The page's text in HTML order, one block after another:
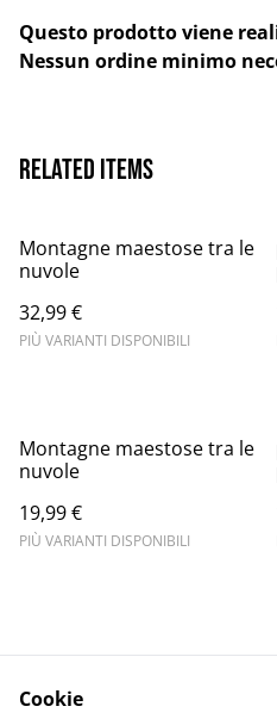
Questo prodotto viene
Nessun ordine minimo
Related items
Montagne maestose tra le
nuvole
32,99 €
PIÙ VARIANTI DISPONIBILI
Montagne maestose tra le
nuvole
19,99 €
PIÙ VARIANTI DISPONIBILI
Cookie